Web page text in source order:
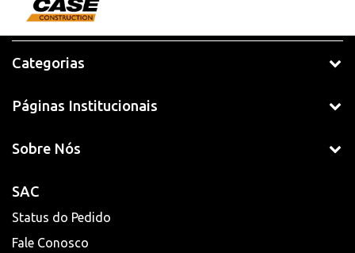
Categorias
Páginas Institucionais
Sobre Nós
SAC
Status do Pedido
Fale Conosco